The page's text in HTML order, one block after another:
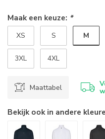
Maak een keuze: *
XS S M
3XL 4XL
Maattabel
Bekijk ook in andere